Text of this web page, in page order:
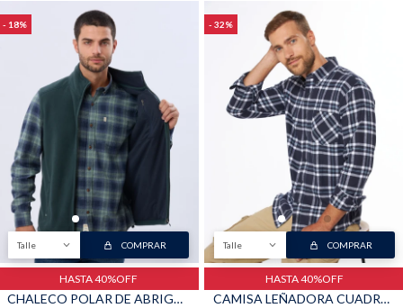
18
Talle COMPRAR
HASTA 40%OFF
CHALECO POLAR DE ABRIGO - Verde
32
Talle COMPRAR
HASTA 40%OFF
CAMISA LEÑADORA CUADROS - Azul